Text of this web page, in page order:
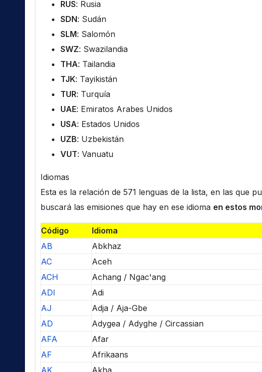
RUS: Rusia
SDN: Sudán
SLM: Salomón
SWZ: Swazilandia
THA: Tailandia
TJK: Tayikistán
TUR: Turquía
UAE: Emiratos Arabes Unidos
USA: Estados Unidos
UZB: Uzbekistán
VUT: Vanuatu
Idiomas
Esta es la relación de 571 lenguas de la lista, en las que
buscará las emisiones que hay en ese idioma en estos
Código
Idioma
AB
Abkhaz
AC
Aceh
ACH
Achang / Ngac'ang
ADI
Adi
AJ
Adja / Aja-Gbe
AD
Adygea / Adyghe / Circassian
AFA
Afar
AF
Afrikaans